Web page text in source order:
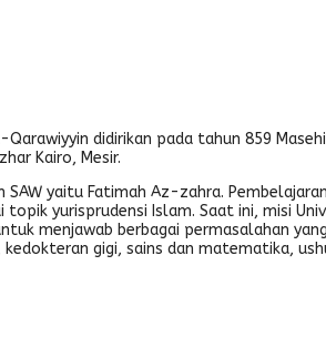
didirikan pada tahun 859
Kairo, Mesir.
yaitu Fatimah Az-zahra.
yurisprudensi Islam. Saat ini, misi
menjawab berbagai permasalahan
gigi, sains dan matematika,